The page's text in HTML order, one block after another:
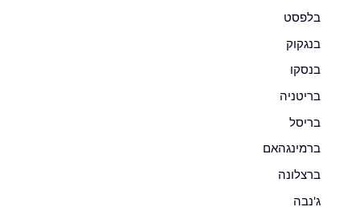
בלפסט
בנגקוק
בנסקו
בריטניה
בריסל
ברמינגהאם
ברצלונה
ג'נבה